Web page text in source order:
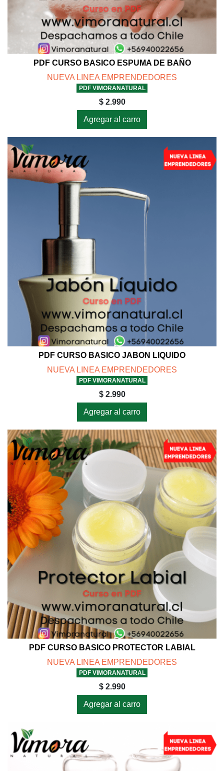
PDF CURSO BASICO ESPUMA DE BAÑO
NUEVA LINEA EMPRENDEDORES
PDF VIMORANATURAL
$ 2.990
Agregar al carro
PDF CURSO BASICO JABON LIQUIDO
NUEVA LINEA EMPRENDEDORES
PDF VIMORANATURAL
$ 2.990
Agregar al carro
PDF CURSO BASICO PROTECTOR LABIAL
NUEVA LINEA EMPRENDEDORES
PDF VIMORANATURAL
$ 2.990
Agregar al carro